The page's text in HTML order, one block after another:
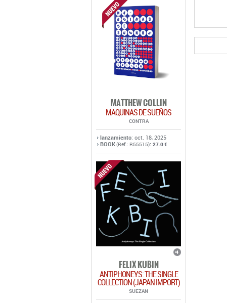
MATTHEW COLLIN
MAQUINAS DE SUEÑOS
CONTRA
lanzamiento: oct. 18, 2025
BOOK(Ref.: R55515): 27.0 €
FELIX KUBIN
ANTIPHONEYS: THE SINGLE
COLLECTION (JAPAN IMPORT)
SUEZAN